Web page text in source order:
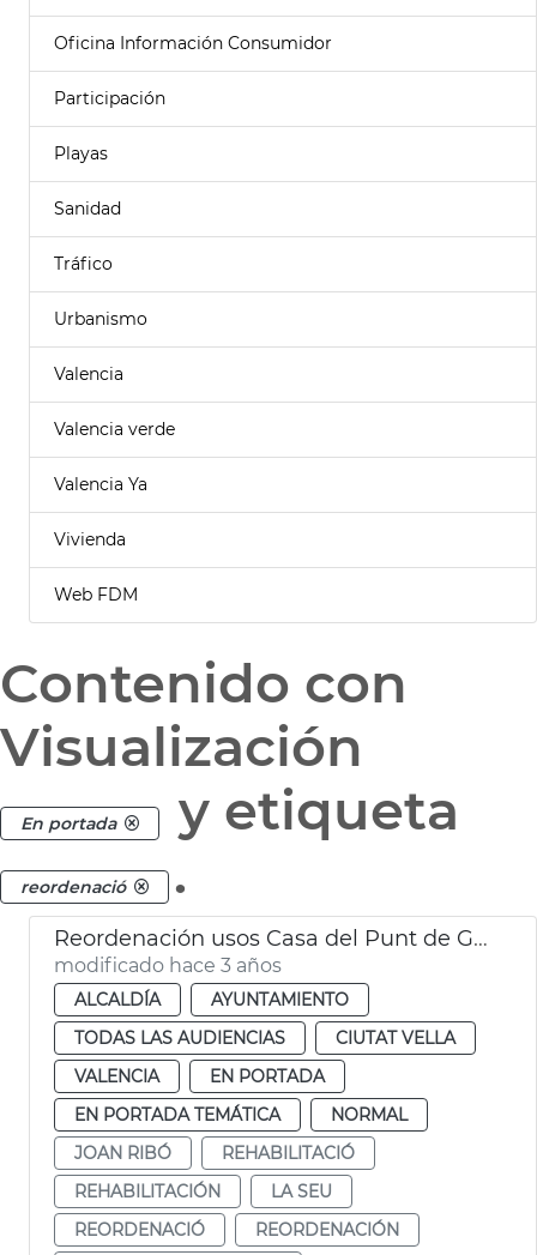
Oficina Información Consumidor
Participación
Playas
Sanidad
Tráfico
Urbanismo
Valencia
Valencia verde
Valencia Ya
Vivienda
Web FDM
Contenido con
Visualización
En portada y etiqueta
reordenació .
Reordenación usos Casa del Punt de Ganxo
modificado hace 3 años
ALCALDÍA
AYUNTAMIENTO
TODAS LAS AUDIENCIAS
CIUTAT VELLA
VALENCIA
EN PORTADA
EN PORTADA TEMÁTICA
NORMAL
JOAN RIBÓ
REHABILITACIÓ
REHABILITACIÓN
LA SEU
REORDENACIÓ
REORDENACIÓN